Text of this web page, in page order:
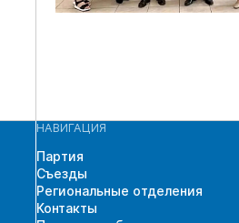
НАВИГАЦИЯ
Партия
Съезды
Региональные отделения
Контакты